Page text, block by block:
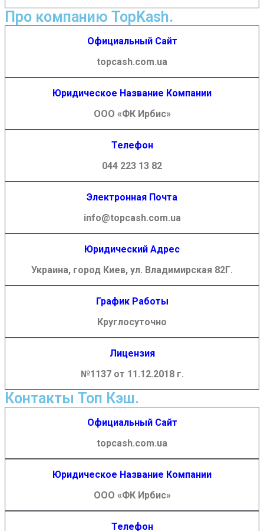
Про компанию TopKash.
Официальный Сайт
topcash.com.ua
Юридическое Название Компании
ООО «ФК Ирбис»
Телефон
044 223 13 82
Электронная Почта
info@topcash.com.ua
Юридический Адрес
Украина, город Киев, ул. Владимирская 82Г.
График Работы
Круглосуточно
Лицензия
№1137 от 11.12.2018 г.
Контакты Топ Кэш.
Официальный Сайт
topcash.com.ua
Юридическое Название Компании
ООО «ФК Ирбис»
Телефон